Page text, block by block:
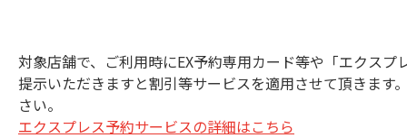
対象店舗で、ご利用時にEX予約専用カード等や「エクス
提示いただきますと割引等サービスを適用させて頂きま
さい。
エクスプレス予約サービスの詳細はこちら